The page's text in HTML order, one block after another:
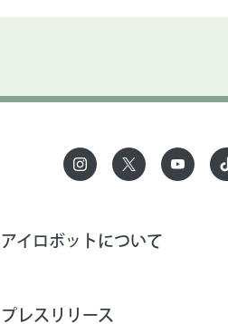
アイロボットについて
プレスリリース